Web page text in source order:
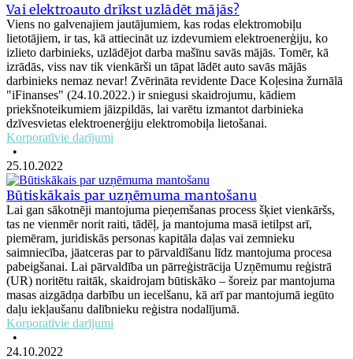
Vai elektroauto drīkst uzlādēt mājās?
Viens no galvenajiem jautājumiem, kas rodas elektromobiļu
lietotājiem, ir tas, kā attiecināt uz izdevumiem elektroenerģiju, ko
izlieto darbinieks, uzlādējot darba mašīnu savās mājās. Tomēr, kā
izrādās, viss nav tik vienkārši un tāpat lādēt auto savās mājās
darbinieks nemaz nevar! Zvērināta revidente Dace Koļesina žurnālā
"iFinanses" (24.10.2022.) ir sniegusi skaidrojumu, kādiem
priekšnoteikumiem jāizpildās, lai varētu izmantot darbinieka
dzīvesvietas elektroenerģiju elektromobiļa lietošanai.
Korporatīvie darījumi
•
25.10.2022
Būtiskākais par uzņēmuma mantošanu
Lai gan sākotnēji mantojuma pieņemšanas process šķiet vienkāršs,
tas ne vienmēr norit raiti, tādēļ, ja mantojuma masā ietilpst arī,
piemēram, juridiskās personas kapitāla daļas vai zemnieku
saimniecība, jāatceras par to pārvaldīšanu līdz mantojuma procesa
pabeigšanai. Lai pārvaldība un pārreģistrācija Uzņēmumu reģistrā
(UR) noritētu raitāk, skaidrojam būtiskāko – šoreiz par mantojuma
masas aizgādņa darbību un iecelšanu, kā arī par mantojumā iegūto
daļu iekļaušanu dalībnieku reģistra nodalījumā.
Korporatīvie darījumi
•
24.10.2022